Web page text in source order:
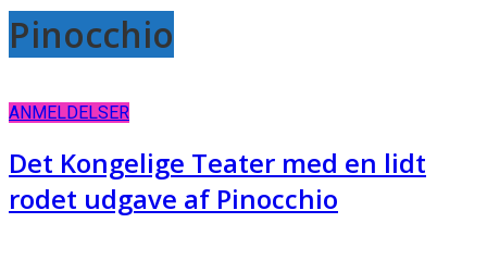
Pinocchio
ANMELDELSER
Det Kongelige Teater med en lidt
rodet udgave af Pinocchio